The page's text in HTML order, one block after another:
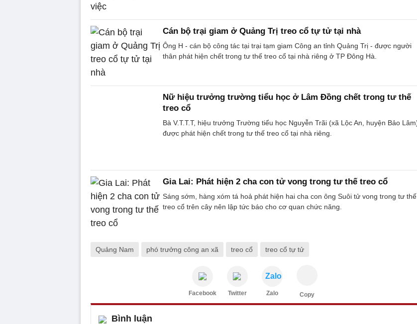
Cán bộ trại giam ở Quảng Trị treo cổ tự tử tại nhà
Ông H - cán bộ công tác tại trại tạm giam Công an tỉnh Quảng Trị - được người
thân phát hiện chết trong tư thế treo cổ tại nhà riêng ở TP Đông Hà.
Nữ hiệu trưởng trường tiểu học ở Lâm Đồng chết trong tư thế
treo cổ
Bà V.T.T.T, hiệu trưởng Trường tiểu học Nguyễn Trãi (xã Lộc An, huyện Bảo
được phát hiện chết trong tư thế treo cổ tại nhà riêng.
Gia Lai: Phát hiện 2 cha con tử vong trong tư thế treo cổ
Sáng sớm, hàng xóm tá hoả phát hiện hai cha con ông Suôi tử vong trong tư thế
treo cổ trên cây nên lập tức báo cho cơ quan chức năng.
Quảng Nam phó trưởng công an xã treo cổ treo cổ tự tử
Facebook Twitter
Zalo
Zalo Copy
Bình luận